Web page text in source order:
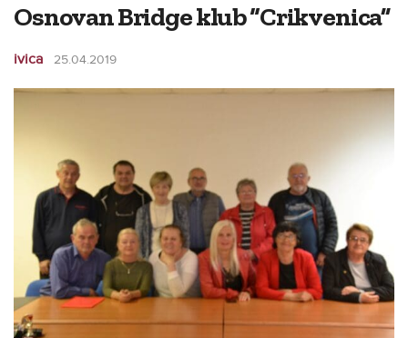
Osnovan Bridge klub “Crikvenica”
ivica 25.04.2019